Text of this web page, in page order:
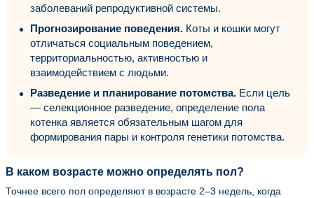
заболеваний репродуктивной системы.
Прогнозирование поведения. Коты и кошки могут
отличаться социальным поведением,
территориальностью, активностью и
взаимодействием с людьми.
Разведение и планирование потомства. Если цель
— селекционное разведение, определение пола
котенка является обязательным шагом для
формирования пары и контроля генетики потомства.
В каком возрасте можно определять пол?
Точнее всего пол определяют в возрасте 2–3 недель, когда